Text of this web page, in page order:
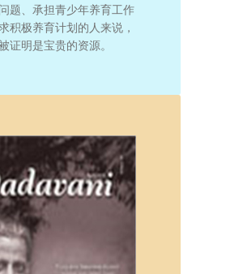
题、承担青少年养育工作
积极养育计划的人来说，
证明是宝贵的资源。